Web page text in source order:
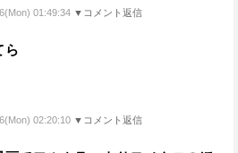
01:49:34 ▼コメント返信
ら
02:20:10 ▼コメント返信